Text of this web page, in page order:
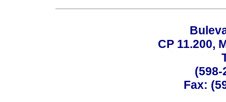
CP 11.200,
(598-
Fax: